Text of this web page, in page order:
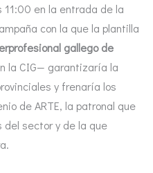
11:00 en la entrada de la
con la que la plantilla
gallego de
la CIG— garantizaría la
y frenaría los
de ARTE, la patronal que
del sector y de la que